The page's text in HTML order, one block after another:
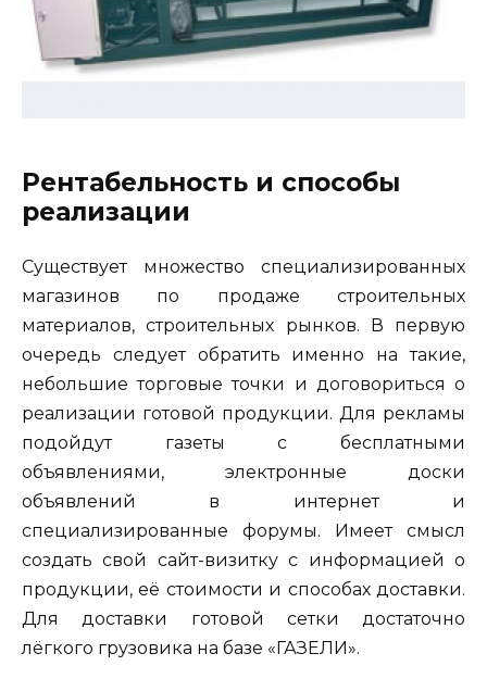
Рентабельность и способы
реализации
Существует множество специализированных
магазинов по продаже строительных
материалов, строительных рынков. В первую
очередь следует обратить именно на такие,
небольшие торговые точки и договориться о
реализации готовой продукции. Для рекламы
подойдут газеты с бесплатными
объявлениями, электронные доски
объявлений в интернет и
специализированные форумы. Имеет смысл
создать свой сайт-визитку с информацией о
продукции, её стоимости и способах доставки.
Для доставки готовой сетки достаточно
лёгкого грузовика на базе «ГАЗЕЛИ».